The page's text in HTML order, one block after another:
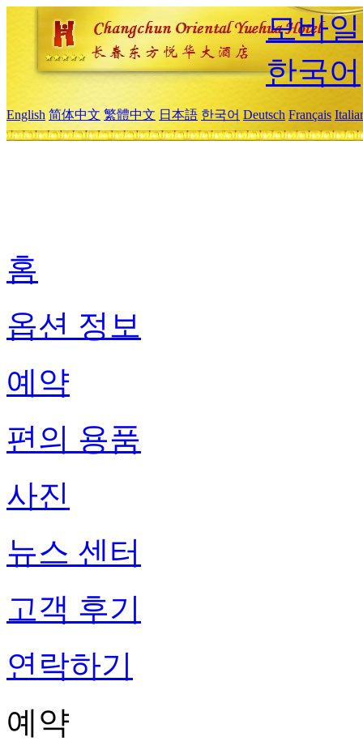
모바
한국어
English 简体中文 繁體中文 日本語 한국어 Deutsch Français
홈
옵션 정보
예약
편의 용품
사진
뉴스 센터
고객 후기
연락하기
예약